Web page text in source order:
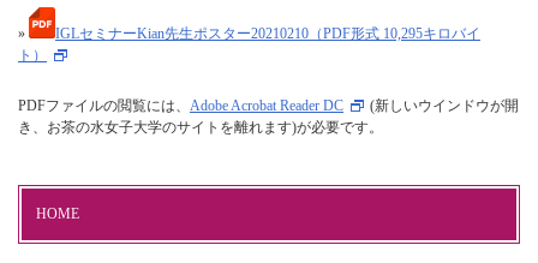
»
IGLセミナーKian先生ポスター20210210（PDF形式 10,295キロバイ
ト）
PDFファイルの閲覧には、 Adobe Acrobat Reader DC
(新しいウインドウが開
き、お茶の水女子大学のサイトを離れます)が必要です。
HOME